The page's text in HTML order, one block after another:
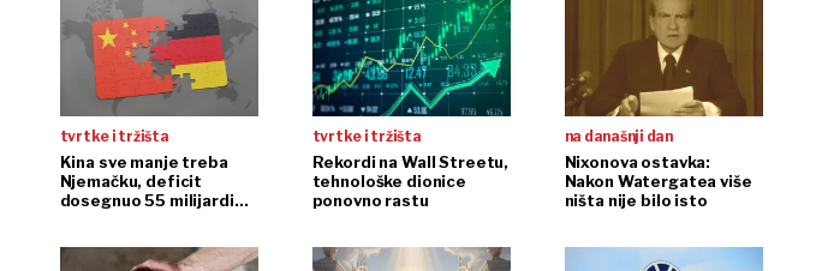
tvrtke i tržišta
Kina sve manje treba
Njemačku, deficit
dosegnuo 55 milijardi
tvrtke i tržišta
Rekordi na Wall Streetu,
tehnološke dionice
ponovno rastu
na današnji dan
Nixonova ostavka:
Nakon Watergatea više
ništa nije bilo isto